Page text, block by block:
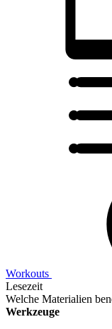
Workouts
Lesezeit
Welche Materialien
Werkzeuge